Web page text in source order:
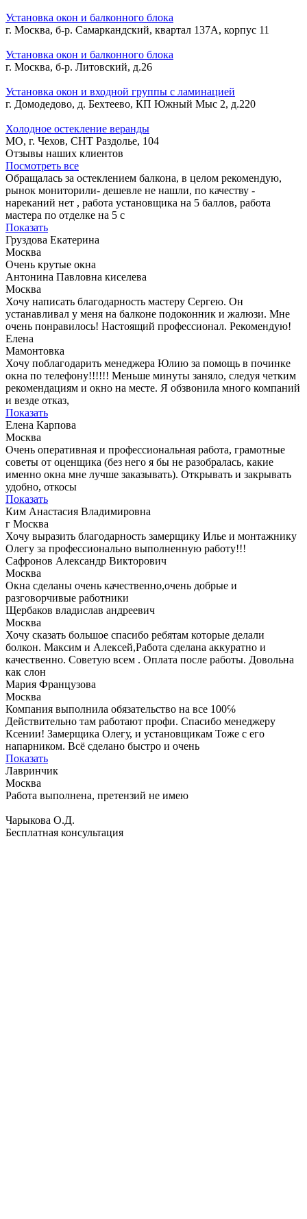
Установка окон и балконного блока
г. Москва, б-р. Самаркандский, квартал 137А, корпус 11
Установка окон и балконного блока
г. Москва, б-р. Литовский, д.26
Установка окон и входной группы с ламинацией
г. Домодедово, д. Бехтеево, КП Южный Мыс 2, д.220
Холодное остекление веранды
МО, г. Чехов, СНТ Раздолье, 104
Отзывы наших клиентов
Посмотреть все
Обращалась за остеклением балкона, в целом рекомендую,
рынок мониторили- дешевле не нашли, по качеству -
нареканий нет , работа установщика на 5 баллов, работа
мастера по отделке на 5 с
Показать
Груздова Екатерина
Москва
Очень крутые окна
Антонина Павловна киселева
Москва
Хочу написать благодарность мастеру Сергею. Он
устанавливал у меня на балконе подоконник и жалюзи. Мне
очень понравилось! Настоящий профессионал. Рекомендую!
Елена
Мамонтовка
Хочу поблагодарить менеджера Юлию за помощь в починке
окна по телефону!!!!!! Меньше минуты заняло, следуя четким
рекомендациям и окно на месте. Я обзвонила много компаний
и везде отказ,
Показать
Елена Карпова
Москва
Очень оперативная и профессиональная работа, грамотные
советы от оценщика (без него я бы не разобралась, какие
именно окна мне лучше заказывать). Открывать и закрывать
удобно, откосы
Показать
Ким Анастасия Владимировна
г Москва
Хочу выразить благодарность замерщику Илье и монтажнику
Олегу за профессионально выполненную работу!!!
Сафронов Александр Викторович
Москва
Окна сделаны очень качественно,очень добрые и
разговорчивые работники
Щербаков владислав андреевич
Москва
Хочу сказать большое спасибо ребятам которые делали
болкон. Максим и Алексей,Работа сделана аккуратно и
качественно. Советую всем . Оплата после работы. Довольна
как слон
Мария Французова
Москва
Компания выполнила обязательство на все 100℅
Действительно там работают профи. Спасибо менеджеру
Ксении! Замерщика Олегу, и установщикам Тоже с его
напарником. Всё сделано быстро и очень
Показать
Лавринчик
Москва
Работа выполнена, претензий не имею
Чарыкова О.Д.
Бесплатная консультация